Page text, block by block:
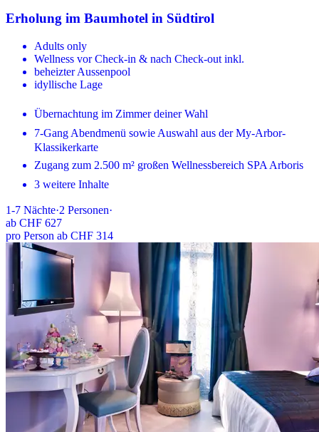
Erholung im Baumhotel in Südtirol
Adults only
Wellness vor Check-in & nach Check-out inkl.
beheizter Aussenpool
idyllische Lage
Übernachtung im Zimmer deiner Wahl
7-Gang Abendmenü sowie Auswahl aus der My-Arbor-
Klassikerkarte
Zugang zum 2.500 m² großen Wellnessbereich SPA Arboris
3 weitere Inhalte
1-7 Nächte·2 Personen·
ab CHF 627
pro Person ab CHF 314